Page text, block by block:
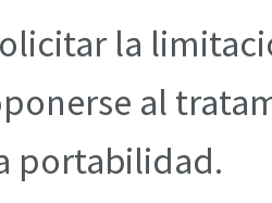
la
al
portabilidad.